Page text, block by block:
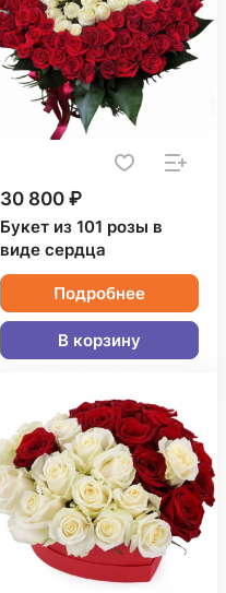
30 800 ₽
Букет из 101 розы в
виде сердца
Подробнее
В корзину